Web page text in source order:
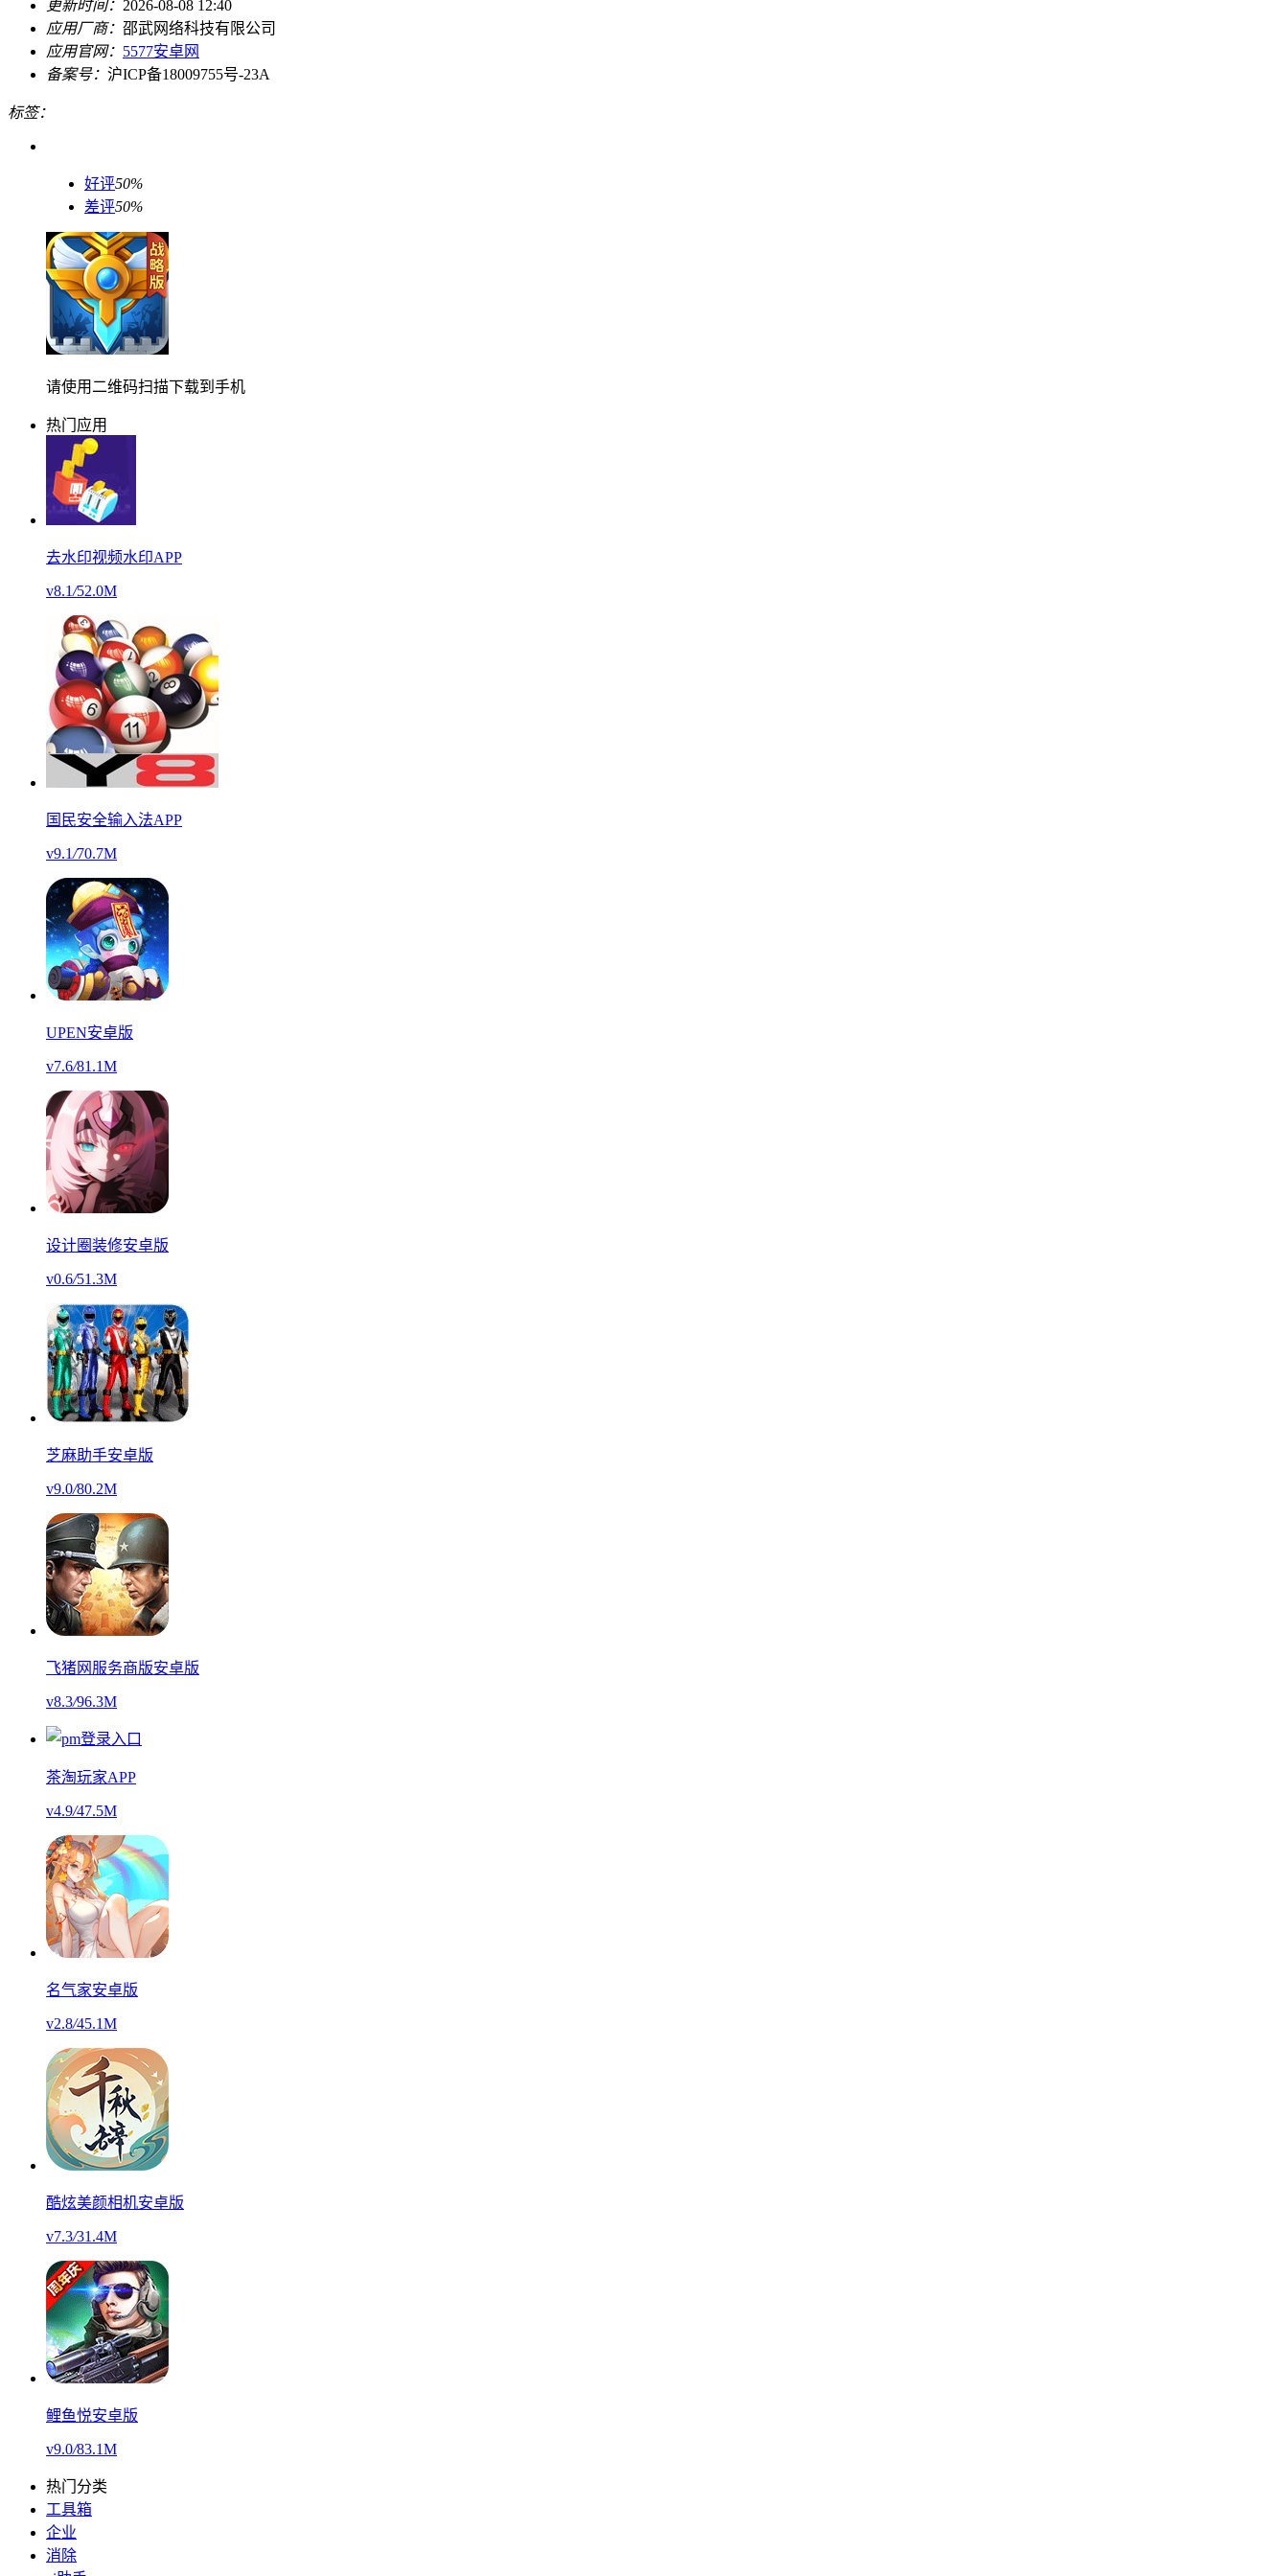
更新时间： 2026-08-08 12:40
应用厂商： 邵武网络科技有限公司
应用官网： 5577安卓网
备案号： 沪ICP备18009755号-23A
标签：
好评50%
差评50%
请使用二维码扫描下载到手机
热门应用
去水印视频水印APP
v8.1/52.0M
国民安全输入法APP
v9.1/70.7M
UPEN安卓版
v7.6/81.1M
设计圈装修安卓版
v0.6/51.3M
芝麻助手安卓版
v9.0/80.2M
飞猪网服务商版安卓版
v8.3/96.3M
茶淘玩家APP
v4.9/47.5M
名气家安卓版
v2.8/45.1M
酷炫美颜相机安卓版
v7.3/31.4M
鲤鱼悦安卓版
v9.0/83.1M
热门分类
工具箱
企业
消除